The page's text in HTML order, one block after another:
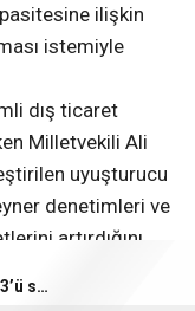
Ambulans ile otomobil çarpıştı: 3’ü sağlık çalışanı 5 yaralı
ilişkin
istemiyle
dış ticaret
Milletvekili Ali
uyuşturucu
denetimleri ve
artırdığını
2023, 2024,